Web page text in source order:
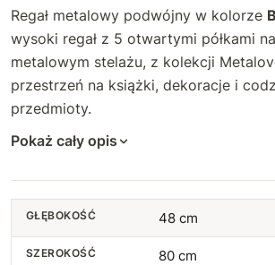
Regał metalowy podwójny w kolorze
wysoki regał z 5 otwartymi półkami
metalowym stelażu, z kolekcji
przestrzeń na książki, dekoracje i
przedmioty.
Pokaż cały opis
GŁĘBOKOŚĆ 48 cm
SZEROKOŚĆ 80 cm